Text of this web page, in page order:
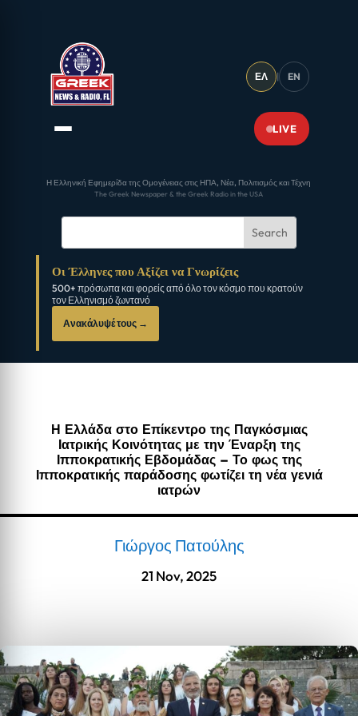
ΕΛ | EN
LIVE
Η Ελληνική Εφημερίδα της Ομογένειας στις ΗΠΑ, Νέα, Πολιτισμός και Τέχνη
The Greek Newspaper & the Greek Radio in the USA
Οι Έλληνες που Αξίζει να Γνωρίζεις
500+ πρόσωπα και φορείς από όλο τον κόσμο που κρατούν
τον Ελληνισμό ζωντανό
Ανακάλυψέ τους →
Η Ελλάδα στο Επίκεντρο της Παγκόσμιας
Ιατρικής Κοινότητας με την Έναρξη της
Ιπποκρατικής Εβδομάδας – Το φως της
Ιπποκρατικής παράδοσης φωτίζει τη νέα γενιά
ιατρών
Γιώργος Πατούλης
21 Nov, 2025